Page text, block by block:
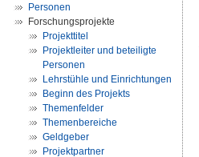
Personen
Forschungsprojekte
Projekttitel
Projektleiter und beteiligte
Personen
Lehrstühle und Einrichtungen
Beginn des Projekts
Themenfelder
Themenbereiche
Geldgeber
Projektpartner